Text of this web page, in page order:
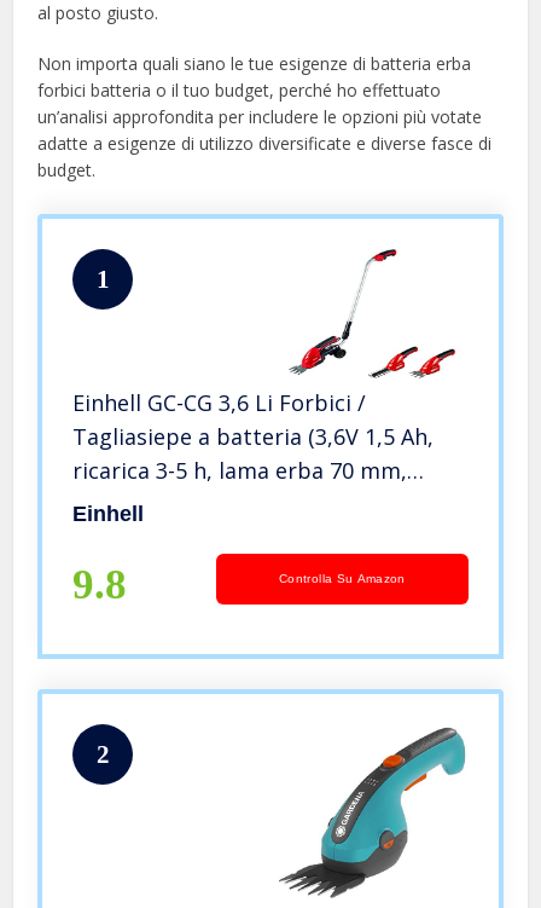
al posto giusto.
Non importa quali siano le tue esigenze di batteria erba
forbici batteria o il tuo budget, perché ho effettuato
un’analisi approfondita per includere le opzioni più votate
adatte a esigenze di utilizzo diversificate e diverse fasce di
budget.
1
Einhell GC-CG 3,6 Li Forbici /
Tagliasiepe a batteria (3,6V 1,5 Ah,
ricarica 3-5 h, lama erba 70 mm,
tagliasiepi 100 mm, passo denti 8
Einhell
9.8 Controlla Su Amazon
2